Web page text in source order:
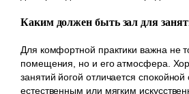
Каким должен быть зал для
Для комфортной практики важна не
помещения, но и его атмосфера.
занятий йогой отличается спокойной
естественным или мягким